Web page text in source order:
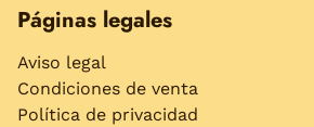
Páginas legales
Aviso legal
Condiciones de venta
Política de privacidad